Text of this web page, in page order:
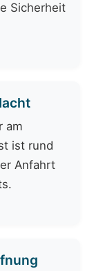
Sicherheit
am
ist rund
Anfahrt